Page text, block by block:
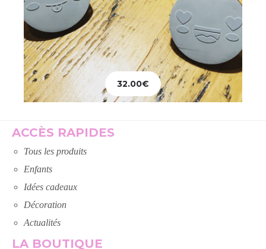
32.00€
ACCÈS RAPIDES
Tous les produits
Enfants
Idées cadeaux
Décoration
Actualités
LA BOUTIQUE